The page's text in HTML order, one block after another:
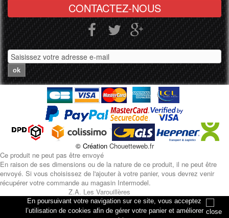
En poursuivant votre navigation sur ce site, vous acceptez
l’utilisation de cookies afin de gérer votre panier et améliorer
CONTACTEZ-NOUS
ok
© Création Chouetteweb.fr
Ce produit ne peut pas être envoyé
En raison de ses dimensions ou de la nature de ce produit, il ne peut être
envoyé. Si vous choisissez de l'ajouter à votre panier, vous devrez venir
récupérer votre commande au magasin Intermodel.
Z.A. Les Varouillères
rue des artisans
76330 Petiville